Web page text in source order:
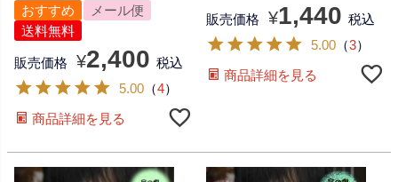
おすすめ
メール便
送料無料
販売価格 ¥2,400 税込
5.00 （4）
商品詳細を見る
販売価格 ¥1,440 税込
5.00 （3）
商品詳細を見る